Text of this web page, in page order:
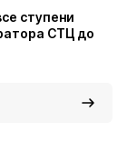
ступени
СТЦ до